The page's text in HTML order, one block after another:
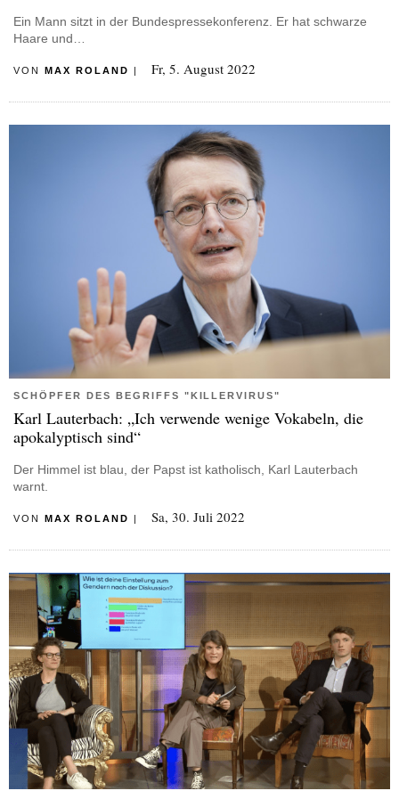
Ein Mann sitzt in der Bundespressekonferenz. Er hat schwarze
Haare und…
VON MAX ROLAND | Fr, 5. August 2022
SCHÖPFER DES BEGRIFFS "KILLERVIRUS"
Karl Lauterbach: „Ich verwende wenige Vokabeln, die
apokalyptisch sind“
Der Himmel ist blau, der Papst ist katholisch, Karl Lauterbach
warnt.
VON MAX ROLAND | Sa, 30. Juli 2022